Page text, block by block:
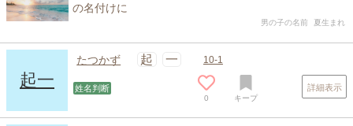
の名付けに
男の子の名前 夏生まれ
起一
たつかず 起 一 10-1
姓名判断
0 キープ
詳細表示